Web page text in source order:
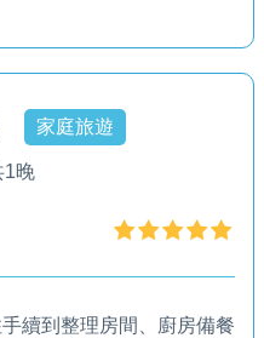
家庭旅遊
1晚
續到整理房間、廚房備餐